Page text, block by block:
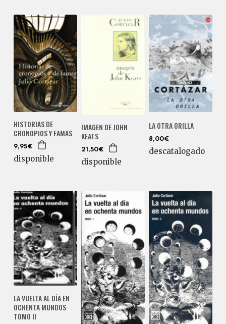
HISTORIAS DE
CRONOPIOS Y FAMAS
9,95€
disponible
IMAGEN DE JOHN
KEATS
21,50€
disponible
LA OTRA ORILLA
8,00€
descatalogado
LA VUELTA AL DÍA EN
OCHENTA MUNDOS
TOMO II